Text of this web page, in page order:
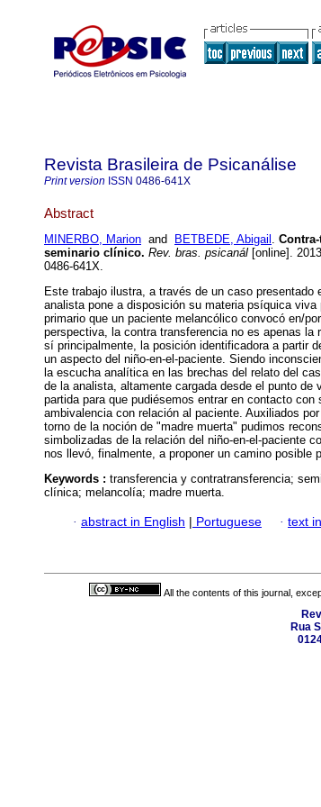
Revista Brasileira de Psicanálise
Print version ISSN 0486-641X
Abstract
MINERBO, Marion and BETBEDE, Abigail .
seminario clínico. Rev. bras. psicanál [online].
0486-641X.
Este trabajo ilustra, a través de un caso presentado
analista pone a disposición su materia psíquica
primario que un paciente melancólico convocó en/
perspectiva, la contra transferencia no es apenas la
sí principalmente, la posición identificadora a partir
un aspecto del niño-en-el-paciente. Siendo
la escucha analítica en las brechas del relato del
de la analista, altamente cargada desde el punto de
partida para que pudiésemos entrar en contacto
ambivalencia con relación al paciente. Auxiliados
torno de la noción de "madre muerta" pudimos
simbolizadas de la relación del niño-en-el-paciente
nos llevó, finalmente, a proponer un camino posible
Keywords : transferencia y contratransferencia;
clínica; melancolía; madre muerta.
· abstract in English | Portuguese · text
All the contents of this journal,
Rua